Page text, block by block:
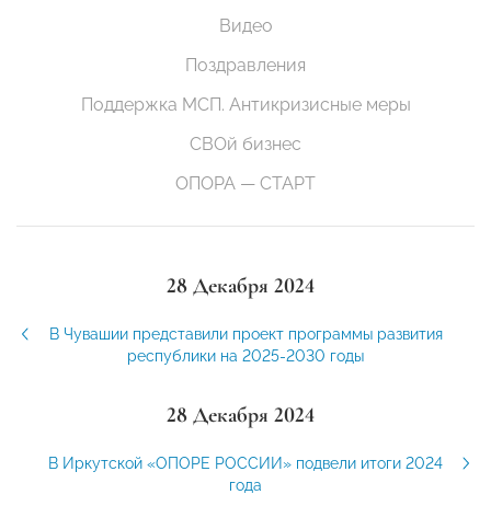
Видео
Поздравления
Поддержка МСП. Антикризисные меры
СВОй бизнес
ОПОРА — СТАРТ
28 Декабря 2024
В Чувашии представили проект программы развития
республики на 2025-2030 годы
28 Декабря 2024
В Иркутской «ОПОРЕ РОССИИ» подвели итоги 2024
года